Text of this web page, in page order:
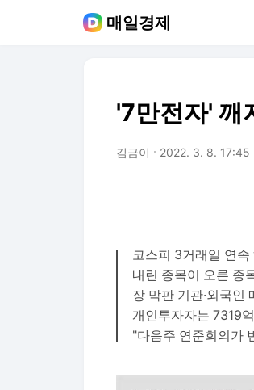
매일경제
'7만전자' 깨
김금이 2022. 3. 8. 17:45
코스피 3거래일 연속
내린 종목이 오른 종
장 막판 기관·외국인
개인투자자는 7319
"다음주 연준회의가